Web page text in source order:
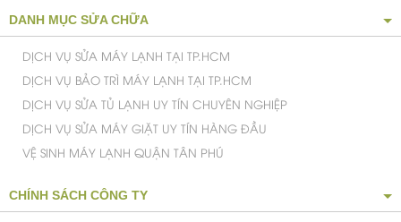
DANH MỤC SỬA CHỮA
DỊCH VỤ SỬA MÁY LẠNH TẠI TP.HCM
DỊCH VỤ BẢO TRÌ MÁY LẠNH TẠI TP.HCM
DỊCH VỤ SỬA TỦ LẠNH UY TÍN CHUYÊN NGHIỆP
DỊCH VỤ SỬA MÁY GIẶT UY TÍN HÀNG ĐẦU
VỆ SINH MÁY LẠNH QUẬN TÂN PHÚ
CHÍNH SÁCH CÔNG TY